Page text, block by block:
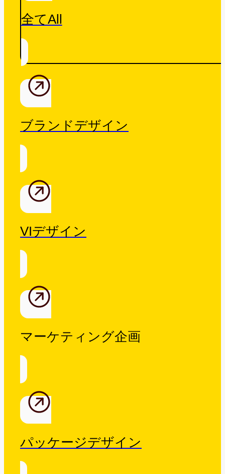
全てAll
ブランドデザイン
VIデザイン
マーケティング企画
パッケージデザイン